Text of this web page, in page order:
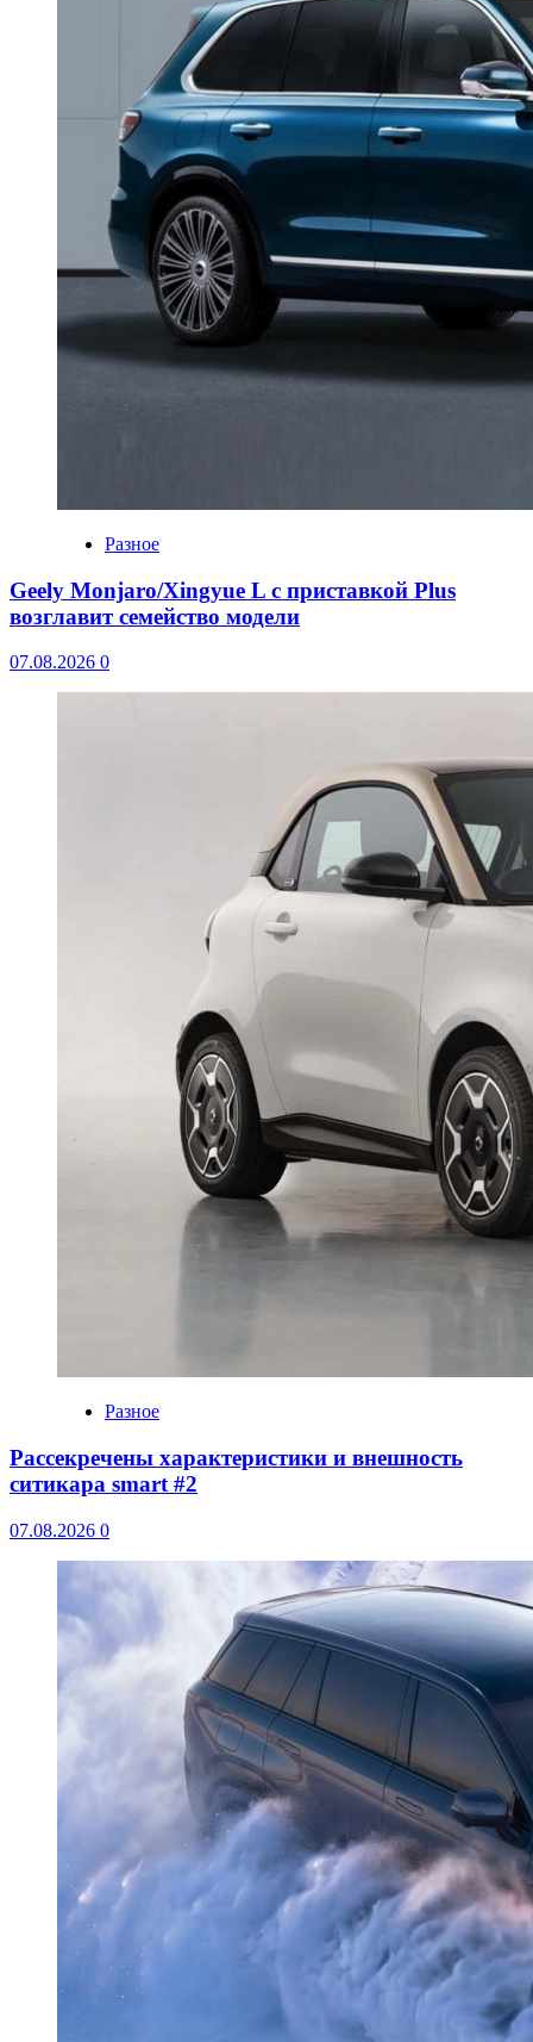
Разное
Geely Monjaro/Xingyue L с приставкой Plus
возглавит семейство модели
07.08.2026 0
Разное
Рассекречены характеристики и внешность
ситикара smart #2
07.08.2026 0